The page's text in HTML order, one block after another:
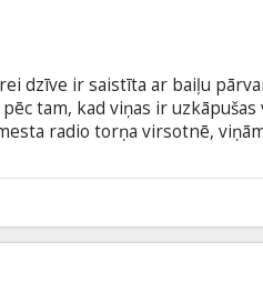
dzīve ir saistīta ar baiļu
tam, kad viņas ir uzkāpušas
radio torņa virsotnē,
testam. Filma angļu